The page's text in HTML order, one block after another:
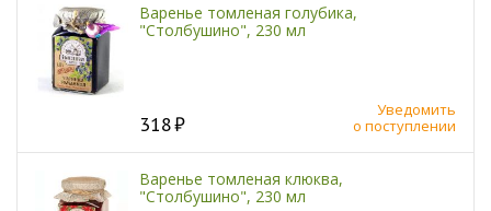
Варенье томленая голубика,
"Столбушино", 230 мл
318
Уведомить
о поступлении
Варенье томленая клюква,
"Столбушино", 230 мл